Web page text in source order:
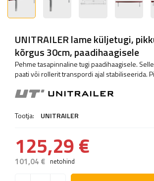
UNITRAILER lame küljetugi,
kõrgus 30cm, paadihaagisele
Pehme tasapinnaline tugi paadihaagisele.
paati või rollerit transpordi ajal stabiliseerida.
Tootja: UNITRAILER
125,29 €
101,04 € netohind